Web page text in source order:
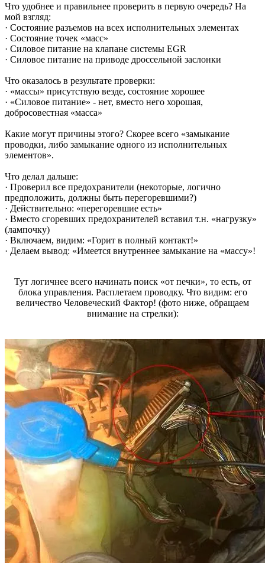
Что удобнее и правильнее проверить в первую очередь? На
мой взгляд:
· Состояние разъемов на всех исполнительных элементах
· Состояние точек «масс»
· Силовое питание на клапане системы EGR
· Силовое питание на приводе дроссельной заслонки
Что оказалось в результате проверки:
· «массы» присутствую везде, состояние хорошее
· «Силовое питание» - нет, вместо него хорошая,
добросовестная «масса»
Какие могут причины этого? Скорее всего «замыкание
проводки, либо замыкание одного из исполнительных
элементов».
Что делал дальше:
· Проверил все предохранители (некоторые, логично
предположить, должны быть перегоревшими?)
· Действительно: «перегоревшие есть»
· Вместо сгоревших предохранителей вставил т.н. «нагрузку»
(лампочку)
· Включаем, видим: «Горит в полный контакт!»
· Делаем вывод: «Имеется внутреннее замыкание на «массу»!
Тут логичнее всего начинать поиск «от печки», то есть, от
блока управления. Расплетаем проводку. Что видим: его
величество Человеческий Фактор! (фото ниже, обращаем
внимание на стрелки):